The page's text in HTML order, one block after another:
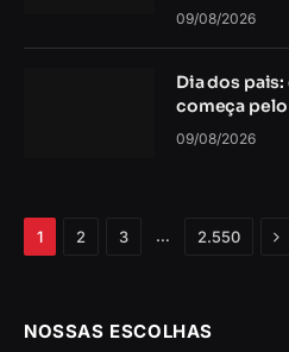
09/08/2026
Dia dos
começa
09/08/2026
1 2 3 … 2.550
NOSSAS ESCOLHAS